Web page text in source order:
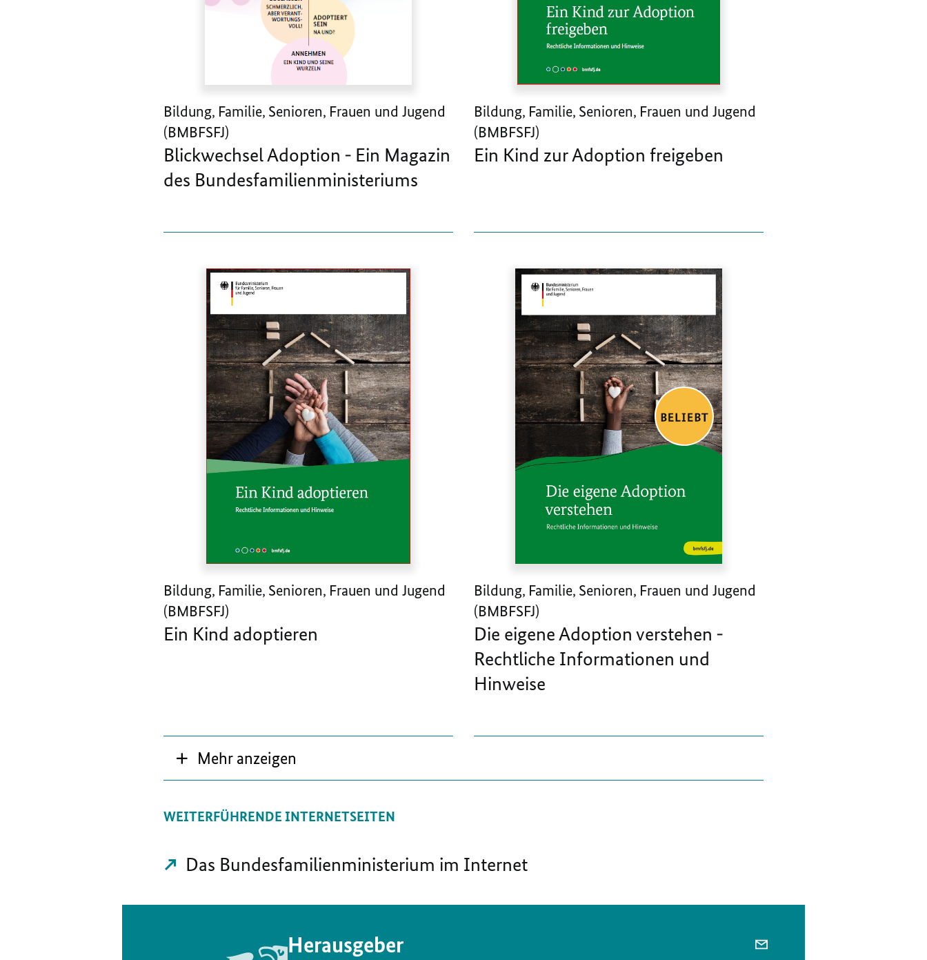
Bildung, Familie, Senioren, Frauen und Jugend
(BMBFSFJ)
Blickwechsel Adoption - Ein Magazin
des Bundesfamilienministeriums
Bildung, Familie, Senioren, Frauen und Jugend
(BMBFSFJ)
Ein Kind zur Adoption freigeben
Bildung, Familie, Senioren, Frauen und Jugend
(BMBFSFJ)
Ein Kind adoptieren
Bildung, Familie, Senioren, Frauen und Jugend
(BMBFSFJ)
Die eigene Adoption verstehen -
Rechtliche Informationen und
Hinweise
Mehr anzeigen
WEITERFÜHRENDE INTERNETSEITEN
Das Bundesfamilienministerium im Internet
Herausgeber